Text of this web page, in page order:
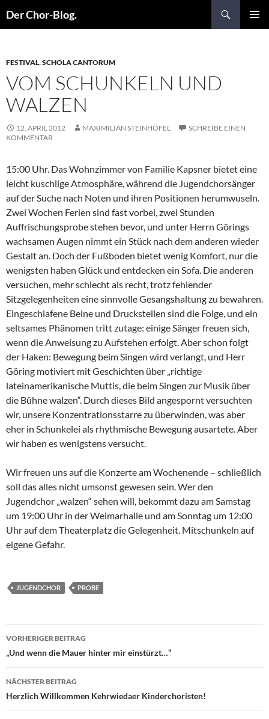
Der Chor-Blog.
FESTIVAL,SCHOLA CANTORUM
VOM SCHUNKELN UND
WALZEN
12. APRIL 2012 MAXIMILIAN STEINHÖFEL
SCHREIBE EINEN
KOMMENTAR
15:00 Uhr. Das Wohnzimmer von Familie Kapsner bietet eine
leicht kuschlige Atmosphäre, während die Jugendchorsänger
auf der Suche nach Noten und ihren Positionen herumwuseln.
Zwei Wochen Ferien sind fast vorbei, zwei Stunden
Auffrischungsprobe stehen bevor, und unter Herrn Görings
wachsamen Augen nimmt ein Stück nach dem anderen wieder
Gestalt an. Doch der Fußboden bietet wenig Komfort, nur die
wenigsten haben Glück und entdecken ein Sofa. Die anderen
versuchen, mehr schlecht als recht, trotz fehlender
Sitzgelegenheiten eine sinnvolle Gesangshaltung zu bewahren.
Eingeschlafene Beine und Druckstellen sind die Folge, und ein
seltsames Phänomen tritt zutage: einige Sänger freuen sich,
wenn die Anweisung zu Aufstehen erfolgt. Aber schon folgt
der Haken: Bewegung beim Singen wird verlangt, und Herr
Göring motiviert mit Geschichten über „richtige
lateinamerikanische Muttis, die beim Singen zur Musik über
die Bühne walzen“. Durch dieses Bild angespornt versuchten
wir, unsere Konzentrationsstarre zu überwinden, was aber
eher in Schunkelei als rhythmische Bewegung ausartete. Aber
wir haben es wenigstens versucht.
Wir freuen uns auf die Konzerte am Wochenende – schließlich
soll das alles nicht umsonst gewesen sein. Wer den
Jugendchor „walzen“ sehen will, bekommt dazu am Samstag
um 19:00 Uhr in der Weimarhalle und am Sonntag um 12:00
Uhr auf dem Theaterplatz die Gelegenheit. Mitschunkeln auf
eigene Gefahr.
JUGENDCHOR PROBE
Beitragsnavigation
VORHERIGER BEITRAG
„Und wenn die Mauer hinter mir einstürzt…“
NÄCHSTER BEITRAG
Herzlich Willkommen Kehrwiedaer Kinderchoristen!